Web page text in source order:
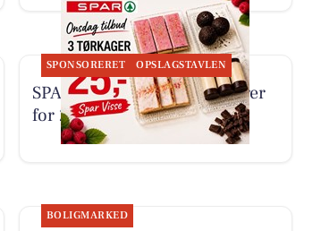
SPONSORERET OPSLAGSTAVLEN
SPAR Visse tilbyder 3 tørkager
for 25 kr. hver onsdag
BOLIGMARKED